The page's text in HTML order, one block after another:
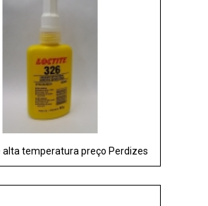
alta temperatura preço Perdizes